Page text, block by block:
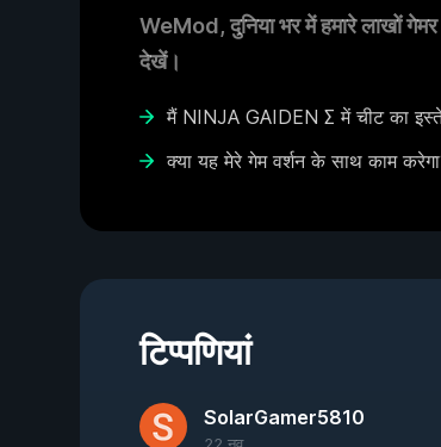
WeMod, दुनिया भर में हमारे लाखों
देखें।
मैं NINJA GAIDEN Σ में चीट का
क्या यह मेरे गेम वर्शन के साथ काम
टिप्पणियां
SolarGamer5810